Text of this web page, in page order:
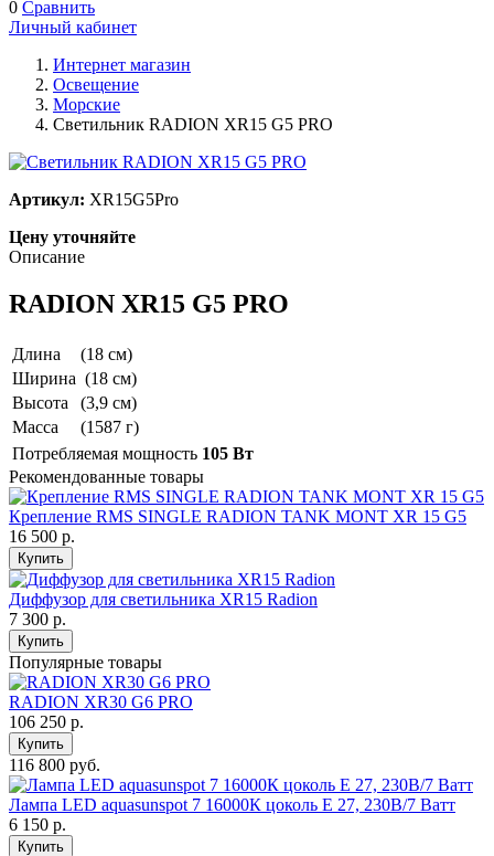
0 Сравнить
Личный кабинет
Интернет магазин
Освещение
Морские
Светильник RADION XR15 G5 PRO
Артикул: XR15G5Pro
Цену уточняйте
Описание
RADION XR15 G5 PRO
Длина
(18 см)
Ширина (18 см)
Высота
(3,9 см)
Масса
(1587 г)
Потребляемая мощность 105 Вт
Рекомендованные товары
Крепление RMS SINGLE RADION TANK MONT XR 15 G5
16 500 р.
Купить
Диффузор для светильника XR15 Radion
7 300 р.
Купить
Популярные товары
RADION XR30 G6 PRO
106 250 р.
Купить
116 800 руб.
Лампа LED aquasunspot 7 16000К цоколь Е 27, 230В/7 Ватт
6 150 р.
Купить